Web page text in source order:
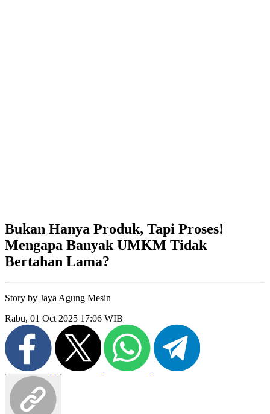
Bukan Hanya Produk, Tapi Proses!
Mengapa Banyak UMKM Tidak
Bertahan Lama?
Story by Jaya Agung Mesin
Rabu, 01 Oct 2025 17:06 WIB